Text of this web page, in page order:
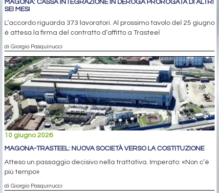
MAGONA: CASSA INTEGRAZIONE IN DEROGA PROROGATA DI ALTRI
SEI MESI
L’accordo riguarda 373 lavoratori. Al prossimo tavolo del 25 giugno
è attesa la firma del contratto d’affitto a Trasteel
di Giorgio Pasquinucci
10 giugno 2026
MAGONA-TRASTEEL: NUOVA SOCIETÀ VERSO LA COSTITUZIONE
Atteso un passaggio decisivo nella trattativa. Imperato: «Non c’è
più tempo»
di Giorgio Pasquinucci